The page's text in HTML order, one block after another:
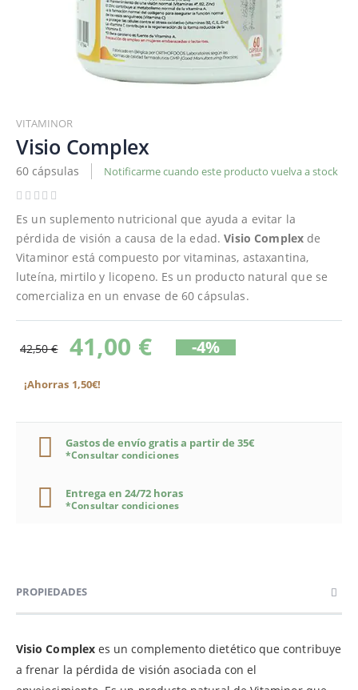
al
comienzo
de
la
galería
imágenes
VITAMINOR
Visio Complex
60 cápsulas Notificarme cuando este producto vuelva a stock
Es un suplemento nutricional que ayuda a evitar la
pérdida de visión a causa de la edad.Visio Complex de
Vitaminor está compuesto por vitaminas, astaxantina,
luteína, mirtilo y licopeno. Es un producto natural que se
comercializa en un envase de 60 cápsulas.
42,50 € 41,00 € -4%
¡Ahorras 1,50€!
Gastos de envío gratis a partir de 35€
*Consultar condiciones
Entrega en 24/72 horas
*Consultar condiciones
PROPIEDADES
Visio Complexes un complemento dietético que contribuye
a frenar la pérdida de visión asociada con el